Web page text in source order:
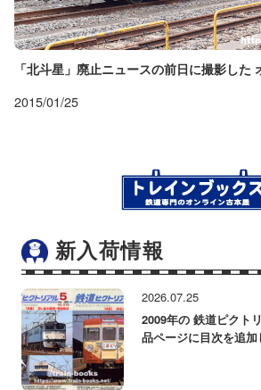
「北斗星」廃止ニュースの前日に撮影した
2015/01/25
新入荷情報
2026.07.25
2009年の 鉄道ピクト
品ページに目次を追加